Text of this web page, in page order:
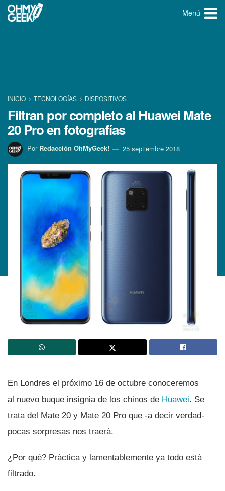
Menú
INICIO TECNOLOGÍ­AS DISPOSITIVOS
Filtran por completo al Huawei Mate
20 Pro en fotografí­as
Por Redacción OhMyGeek! 25 septiembre 2018
En Londres el próximo 16 de octubre conoceremos
al nuevo buque insignia de los chinos de Huawei. Se
trata del Mate 20 y Mate 20 Pro que -a decir verdad-
pocas sorpresas nos traerá.
¿Por qué? Práctica y lamentablemente ya todo está
filtrado.